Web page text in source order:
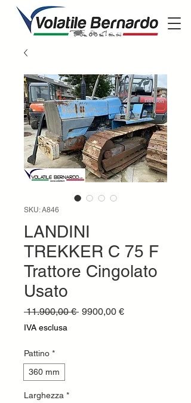
SKU: A846
LANDINI
TREKKER C 75 F
Trattore Cingolato
Usato
11.900,00 € Prezzo
9900,00 €Prezzo
IVA esclusa
Pattino *
360 mm
Larghezza *